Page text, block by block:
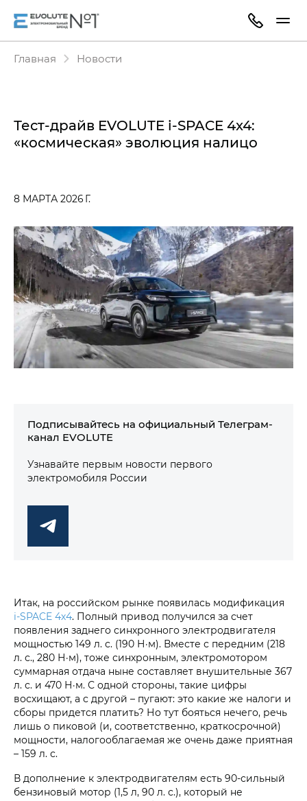
Главная Новости
Тест-драйв EVOLUTE i‑SPACE 4x4:
«космическая» эволюция налицо
8 МАРТА 2026 Г.
Подписывайтесь на официальный Телеграм-
канал EVOLUTE
Узнавайте первым новости первого
электромобиля России
Итак, на российском рынке появилась модификация
i‑SPACE 4х4. Полный привод получился за счет
появления заднего синхронного электродвигателя
мощностью 149 л. с. (190 Н·м). Вместе с передним (218
л. с., 280 Н·м), тоже синхронным, электромотором
суммарная отдача ныне составляет внушительные 367
л. с. и 470 Н·м. С одной стороны, такие цифры
восхищают, а с другой – пугают: это какие же налоги и
сборы придется платить? Но тут бояться нечего, речь
лишь о пиковой (и, соответственно, краткосрочной)
мощности, налогооблагаемая же очень даже приятная
– 159 л. с.
В дополнение к электродвигателям есть 90-сильный
бензиновый мотор (1,5 л, 90 л. с.), который не